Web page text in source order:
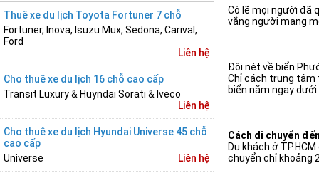
Thuê xe du lịch Toyota Fortuner 7 chỗ
Fortuner, Inova, Isuzu Mux, Sedona, Carival,
Ford
Liên hệ
Cho thuê xe du lịch 16 chỗ cao cấp
Transit Luxury & Huyndai Sorati & Iveco
Liên hệ
Cho thuê xe du lịch Hyundai Universe 45 chỗ
cao cấp
Universe
Liên hệ
Có lẽ mọi người đã
vắng người mang
Đôi nét về biển
Chỉ cách trung tâm
biển nằm ngay
Cách di chuyển
Du khách ở
chuyển chỉ khoảng